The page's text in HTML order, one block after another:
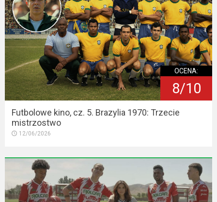
OCENA:
8/10
Futbolowe kino, cz. 5. Brazylia 1970: Trzecie
mistrzostwo
12/06/2026